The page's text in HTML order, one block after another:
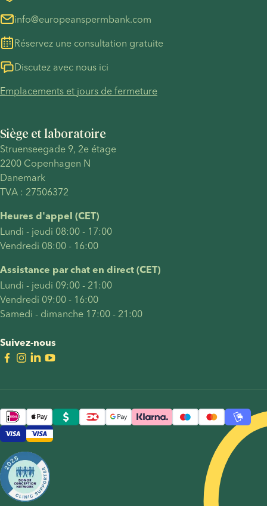
Siège et laboratoire
Struenseegade 9, 2e étage
2200 Copenhagen N
Danemark
TVA : 27506372
Heures d'appel (CET)
Lundi - jeudi 08:00 - 17:00
Vendredi 08:00 - 16:00
Assistance par chat en direct (CET)
Lundi - jeudi 09:00 - 21:00
Vendredi 09:00 - 16:00
Samedi - dimanche 17:00 - 21:00
Suivez-nous
info@europeanspermbank.com
Réservez une consultation gratuite
Discutez avec nous ici
Emplacements et jours de fermeture